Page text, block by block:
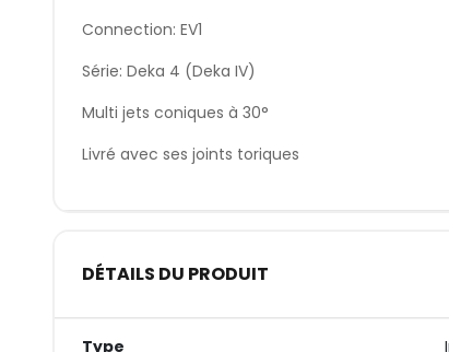
Connection: EV1
Série: Deka 4 (Deka IV)
Multi jets coniques à 30°
Livré avec ses joints toriques
DÉTAILS DU PRODUIT
Type